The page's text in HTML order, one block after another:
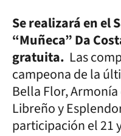
Se realizará en el
“Muñeca” Da
gratuita. Las
campeona de la
Bella Flor,
Libreño y
participación el 21